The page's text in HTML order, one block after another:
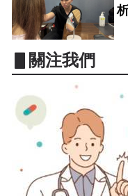
▋關注我們